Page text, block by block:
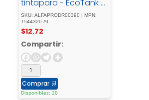
tintapara - EcoTank -
L1110, - L1210, - L3110, -
L3150, - L3210, - L3250, -
L3260, - L5290
SKU: ALFAPRODR00390 | MPN:
T544320-AL
$12.72
Compartir:
Comprar 🛒
Disponibles: 20